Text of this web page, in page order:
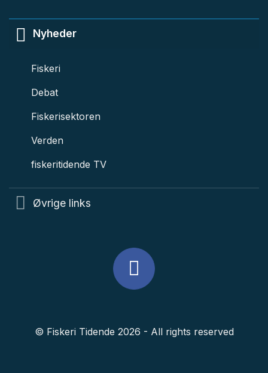
Nyheder
Fiskeri
Debat
Fiskerisektoren
Verden
fiskeritidende TV
Øvrige links
© Fiskeri Tidende 2026 - All rights reserved